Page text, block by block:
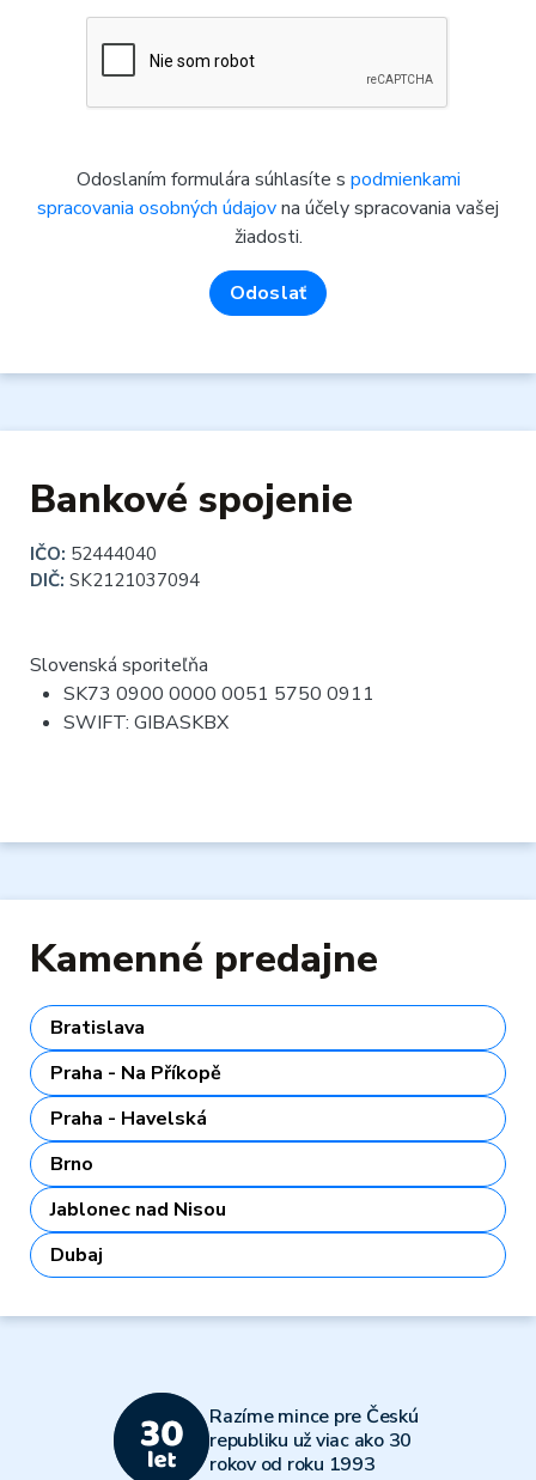
Odoslaním formulára súhlasíte s podmienkami
spracovania osobných údajovna účely spracovania vašej
žiadosti.
Odoslať
Bankové spojenie
IČO: 52444040
DIČ: SK2121037094
Slovenská sporiteľňa
SK73 0900 0000 0051 5750 0911
SWIFT: GIBASKBX
Kamenné predajne
Bratislava
Praha - Na Příkopě
Praha - Havelská
Brno
Jablonec nad Nisou
Dubaj
Razíme mince pre Českú
republiku už viac ako 30
rokov od roku 1993